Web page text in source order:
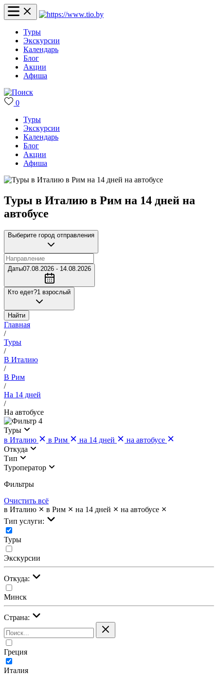
Туры
Экскурсии
Календарь
Блог
Акции
Афиша
0
Туры
Экскурсии
Календарь
Блог
Акции
Афиша
Туры в Италию в Рим на 14 дней на
автобусе
Выберите город отправления
Даты07.08.2026 - 14.08.2026
Кто едет?1 взрослый
Найти
Главная
/
Туры
/
В Италию
/
В Рим
/
На 14 дней
/
На автобусе
4
Туры
в Италию
в Рим на 14 дней
на автобусе
Откуда
Тип
Туроператор
Фильтры
Очистить всё
в Италию
в Рим на 14 дней
на автобусе
Тип услуги:
Туры
Экскурсии
Откуда:
Минск
Страна:
Греция
Италия